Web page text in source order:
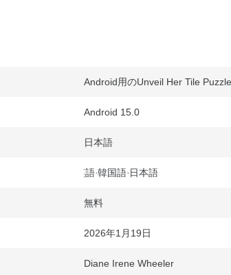
Android用のUnveil Her Tile
Android 15.0
日本語
英語 韓国語 日本語
無料
2026年1月19日
Diane Irene Wheeler